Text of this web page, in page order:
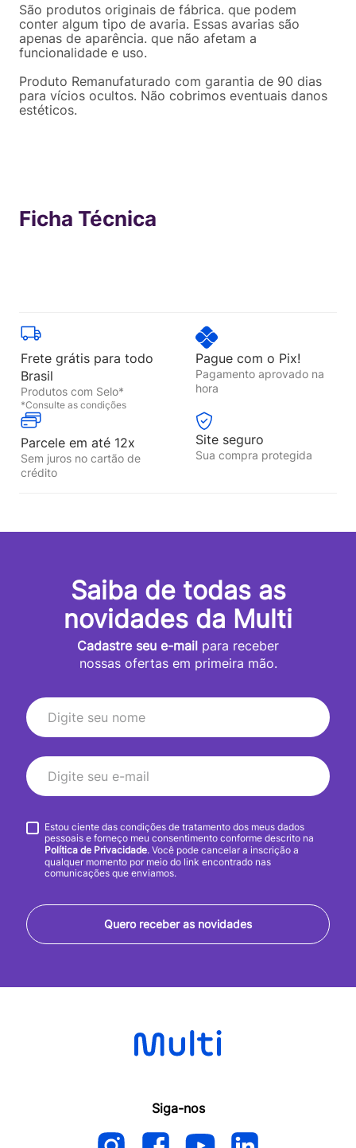
São produtos originais de fábrica. que podem
conter algum tipo de avaria. Essas avarias são
apenas de aparência. que não afetam a
funcionalidade e uso.
Produto Remanufaturado com garantia de 90 dias
para vícios ocultos. Não cobrimos eventuais danos
estéticos.
Ficha Técnica
Frete grátis para todo
Brasil
Produtos com Selo*
*Consulte as condições
Pague com o Pix!
Pagamento aprovado na
hora
Parcele em até 12x
Sem juros no cartão de
crédito
Site seguro
Sua compra protegida
Saiba de todas as
novidades da Multi
Cadastre seu e-mail para receber
nossas ofertas em primeira mão.
Quero receber as novidades
Estou ciente das condições de tratamento dos meus dados
pessoais e forneço meu consentimento conforme descrito na
Política de Privacidade. Você pode cancelar a inscrição a
qualquer momento por meio do link encontrado nas
comunicações que enviamos.
Siga-nos